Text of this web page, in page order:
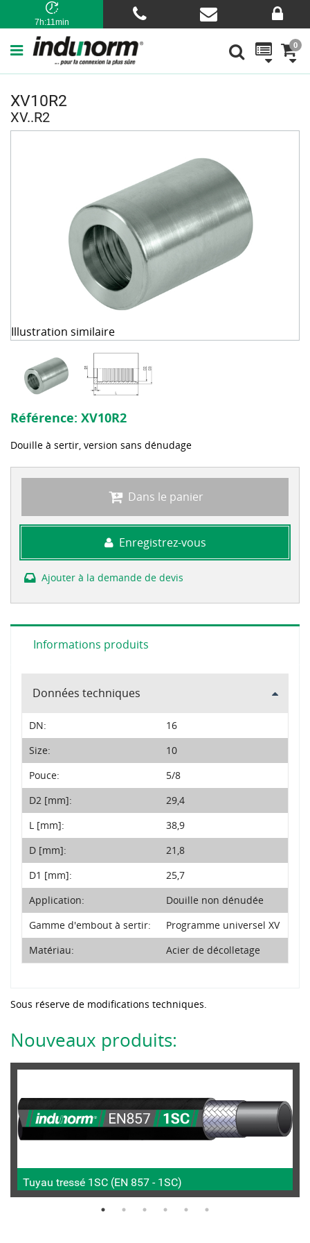
7h:11min
0
XV10R2
XV..R2
Illustration similaire
Référence: XV10R2
Douille à sertir, version sans dénudage
Dans le panier
Enregistrez-vous
Ajouter à la demande de devis
Informations produits
Données techniques
DN:
16
Size:
10
Pouce:
5/8
D2 [mm]:
29,4
L [mm]:
38,9
D [mm]:
21,8
D1 [mm]:
25,7
Application:
Douille non dénudée
Gamme d'embout à sertir:
Programme universel XV
Matériau:
Acier de décolletage
Sous réserve de modifications techniques.
Nouveaux produits:
Tuyau tressé 1SC (EN 857 - 1SC)